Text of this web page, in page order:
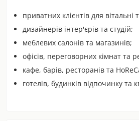
приватних клієнтів для вітальні
дизайнерів інтер'єрів та студій;
меблевих салонів та магазинів;
офісів, переговорних кімнат та
кафе, барів, ресторанів та
готелів, будинків відпочинку та